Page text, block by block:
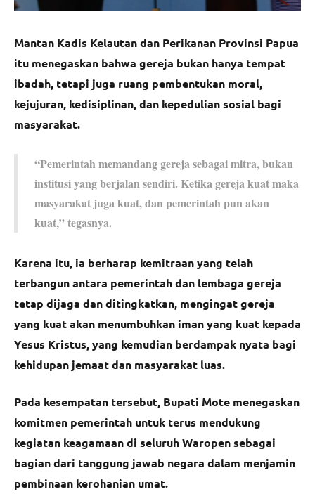
Mantan Kadis Kelautan dan Perikanan Provinsi Papua
itu menegaskan bahwa gereja bukan hanya tempat
ibadah, tetapi juga ruang pembentukan moral,
kejujuran, kedisiplinan, dan kepedulian sosial bagi
masyarakat.
“Pemerintah memandang gereja sebagai mitra, bukan
institusi yang berjalan sendiri. Ketika gereja kuat maka
masyarakat juga kuat, dan pemerintah pun akan
kuat,” tegasnya.
Karena itu, ia berharap kemitraan yang telah
terbangun antara pemerintah dan lembaga gereja
tetap dijaga dan ditingkatkan, mengingat gereja
yang kuat akan menumbuhkan iman yang kuat kepada
Yesus Kristus, yang kemudian berdampak nyata bagi
kehidupan jemaat dan masyarakat luas.
Pada kesempatan tersebut, Bupati Mote menegaskan
komitmen pemerintah untuk terus mendukung
kegiatan keagamaan di seluruh Waropen sebagai
bagian dari tanggung jawab negara dalam menjamin
pembinaan kerohanian umat.